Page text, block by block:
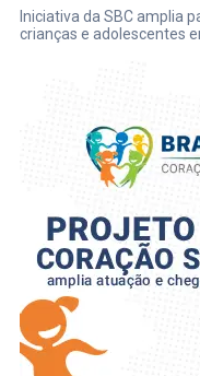
Iniciativa da SBC amplia
crianças e adolescentes